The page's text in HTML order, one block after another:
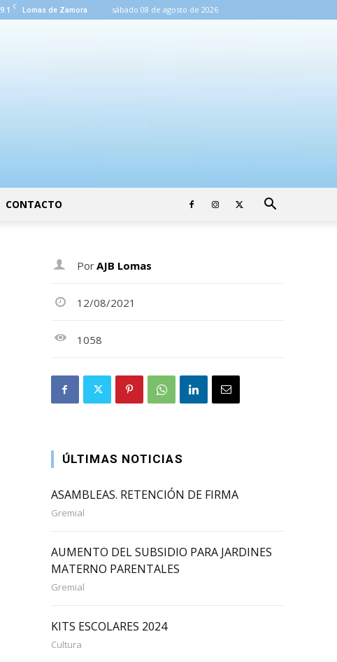
9.1 C Lomas de Zamora sábado 08 de agosto de 2026
CONTACTO
PorAJB Lomas
12/08/2021
1058
ÚLTIMAS NOTICIAS
ASAMBLEAS. RETENCIÓN DE FIRMA
Gremial
AUMENTO DEL SUBSIDIO PARA JARDINES
MATERNO PARENTALES
Gremial
KITS ESCOLARES 2024
Cultura